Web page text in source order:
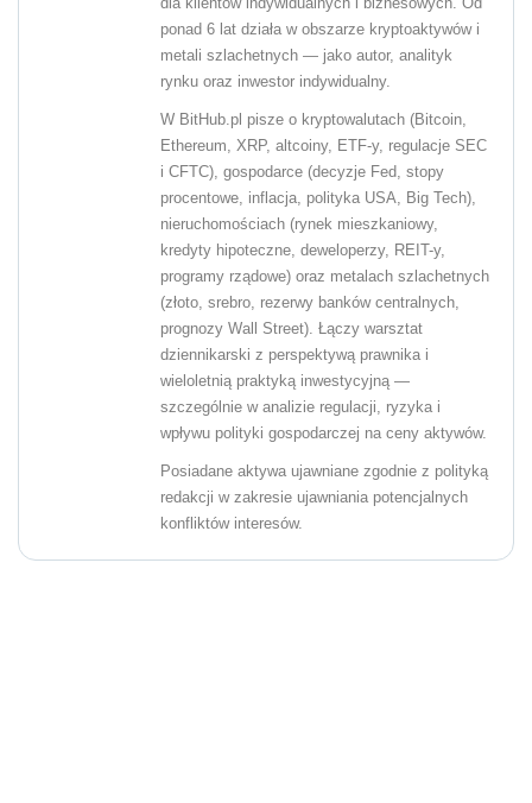
ponad 6 lat działa w obszarze kryptoaktywów i
metali szlachetnych — jako autor, analityk
rynku oraz inwestor indywidualny.
W BitHub.pl pisze o kryptowalutach (Bitcoin,
Ethereum, XRP, altcoiny, ETF-y, regulacje SEC
i CFTC), gospodarce (decyzje Fed, stopy
procentowe, inflacja, polityka USA, Big Tech),
nieruchomościach (rynek mieszkaniowy,
kredyty hipoteczne, deweloperzy, REIT-y,
programy rządowe) oraz metalach szlachetnych
(złoto, srebro, rezerwy banków centralnych,
prognozy Wall Street). Łączy warsztat
dziennikarski z perspektywą prawnika i
wieloletnią praktyką inwestycyjną —
szczególnie w analizie regulacji, ryzyka i
wpływu polityki gospodarczej na ceny aktywów.
Posiadane aktywa ujawniane zgodnie z polityką
redakcji w zakresie ujawniania potencjalnych
konfliktów interesów.